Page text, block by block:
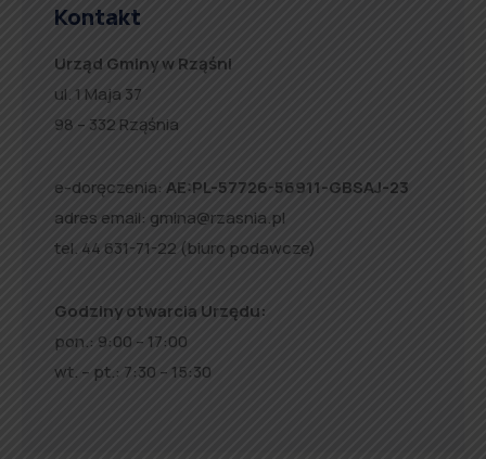
Kontakt
Urząd Gminy w Rząśni
ul. 1 Maja 37
98 – 332 Rząśnia
e-doręczenia: AE:PL-57726-56911-GBSAJ-23
adres email: gmina@rzasnia.pl
tel. 44 631-71-22 (biuro podawcze)
Godziny otwarcia Urzędu:
pon.: 9:00 – 17:00
wt. – pt.: 7:30 – 15:30